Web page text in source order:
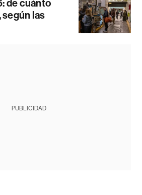
de cuánto
según las
PUBLICIDAD